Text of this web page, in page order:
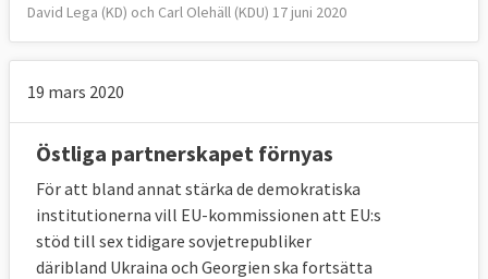
David Lega (KD) och Carl Olehäll (KDU) 17 juni 2020
19 mars 2020
Östliga partnerskapet förnyas
För att bland annat stärka de demokratiska
institutionerna vill EU-kommissionen att EU:s
stöd till sex tidigare sovjetrepubliker
däribland Ukraina och Georgien ska fortsätta